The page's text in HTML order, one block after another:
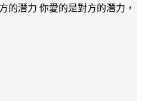
的潛力 你愛的是對方的潛力，